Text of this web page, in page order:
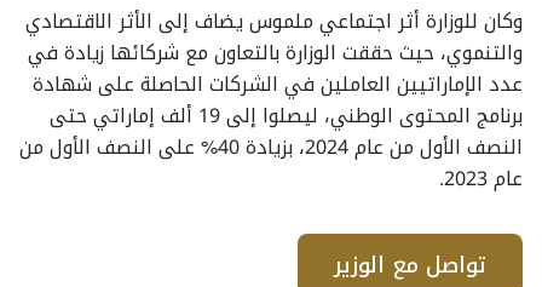
وكان للوزارة أثر اجتماعي ملموس يضاف إلى الأثر الاقتصادي
والتنموي، حيث حققت الوزارة بالتعاون مع شركائها زيادة في
عدد الإماراتيين العاملين في الشركات الحاصلة على شهادة
برنامج المحتوى الوطني، ليصلوا إلى 19 ألف إماراتي حتى
النصف الأول من عام 2024، بزيادة 40% على النصف الأول من
عام 2023.
تواصل مع الوزير